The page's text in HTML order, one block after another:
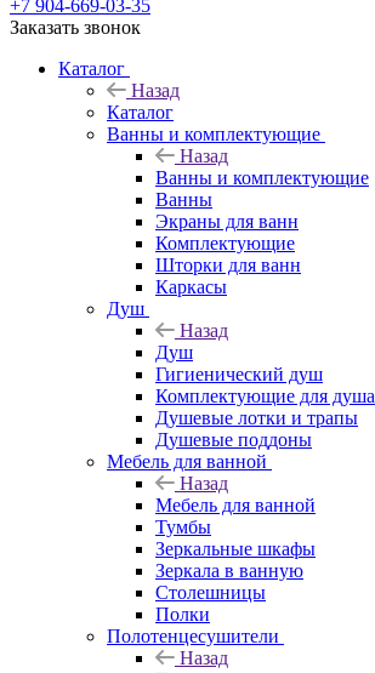
+7 904-669-03-35
Заказать звонок
Каталог
Назад
Каталог
Ванны и комплектующие
Назад
Ванны и комплектующие
Ванны
Экраны для ванн
Комплектующие
Шторки для ванн
Каркасы
Душ
Назад
Душ
Гигиенический душ
Комплектующие для душа
Душевые лотки и трапы
Душевые поддоны
Мебель для ванной
Назад
Мебель для ванной
Тумбы
Зеркальные шкафы
Зеркала в ванную
Столешницы
Полки
Полотенцесушители
Назад